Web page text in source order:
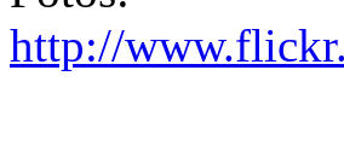
http://